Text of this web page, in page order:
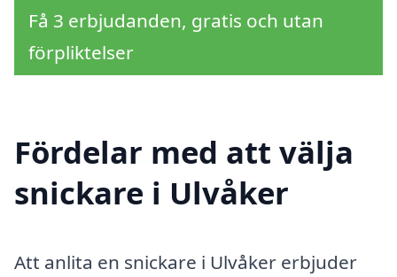
Få 3 erbjudanden, gratis och utan
förpliktelser
Fördelar med att välja
snickare i Ulvåker
Att anlita en snickare i Ulvåker erbjuder